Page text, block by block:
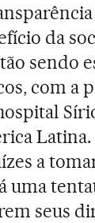
da
sendo
com a
a
uma
seus